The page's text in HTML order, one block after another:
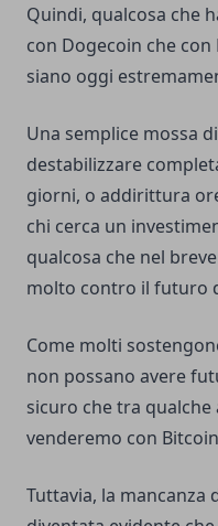
Quindi, qualcosa che
con Dogecoin che
siano oggi
Una semplice mossa
destabilizzare
giorni, o addirittura
chi cerca un
qualcosa che nel
molto contro il futuro
Come molti
non possano avere
sicuro che tra
venderemo con
Tuttavia, la mancanza